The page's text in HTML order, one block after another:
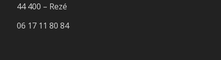
44 400 – Rezé
06 17 11 80 84